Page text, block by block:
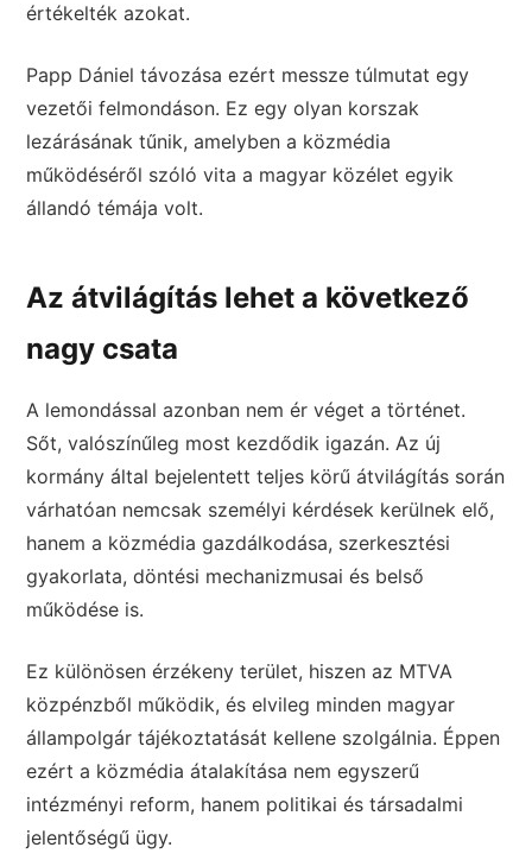
értékelték azokat.
Papp Dániel távozása ezért messze túlmutat egy
vezetői felmondáson. Ez egy olyan korszak
lezárásának tűnik, amelyben a közmédia
működéséről szóló vita a magyar közélet egyik
állandó témája volt.
Az átvilágítás lehet a következő
nagy csata
A lemondással azonban nem ér véget a történet.
Sőt, valószínűleg most kezdődik igazán. Az új
kormány által bejelentett teljes körű átvilágítás során
várhatóan nemcsak személyi kérdések kerülnek elő,
hanem a közmédia gazdálkodása, szerkesztési
gyakorlata, döntési mechanizmusai és belső
működése is.
Ez különösen érzékeny terület, hiszen az MTVA
közpénzből működik, és elvileg minden magyar
állampolgár tájékoztatását kellene szolgálnia. Éppen
ezért a közmédia átalakítása nem egyszerű
intézményi reform, hanem politikai és társadalmi
jelentőségű ügy.